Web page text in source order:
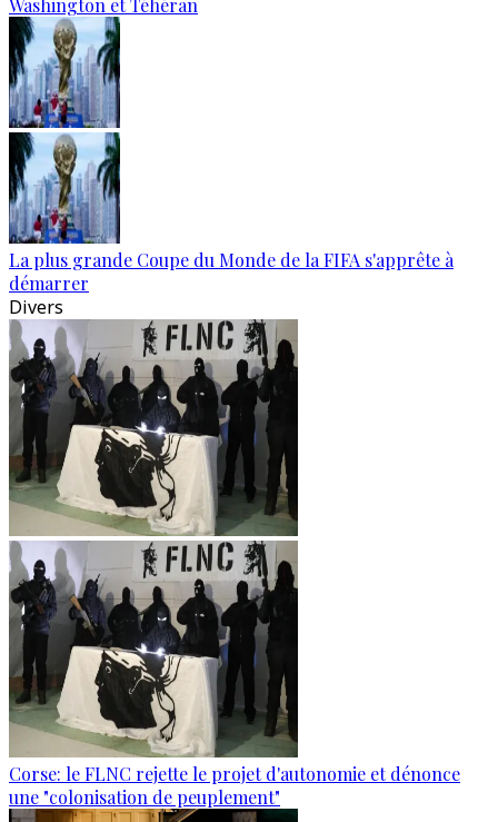
Washington et Téhéran
La plus grande Coupe du Monde de la FIFA s'apprête à
démarrer
Divers
Corse: le FLNC rejette le projet d'autonomie et dénonce
une "colonisation de peuplement"